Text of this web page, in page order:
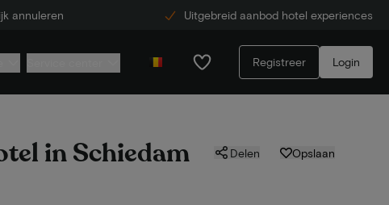
annuleren Uitgebreid aanbod hotel experiences
Registreer Login
in Schiedam Delen Opslaan